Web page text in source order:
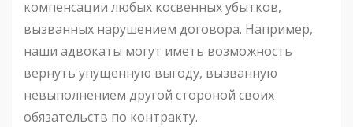
компенсации любых косвенных убытков,
вызванных нарушением договора. Например,
наши адвокаты могут иметь возможность
вернуть упущенную выгоду, вызванную
невыполнением другой стороной своих
обязательств по контракту.